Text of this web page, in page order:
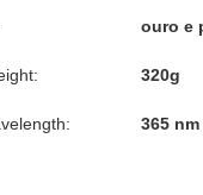
ouro e
320g
365 nm